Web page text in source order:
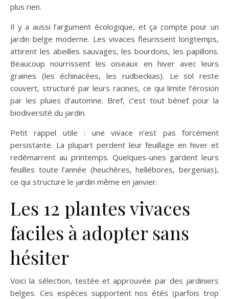
plus rien.
Il y a aussi l’argument écologique, et ça compte pour un
jardin belge moderne. Les vivaces fleurissent longtemps,
attirent les abeilles sauvages, les bourdons, les papillons.
Beaucoup nourrissent les oiseaux en hiver avec leurs
graines (les échinacées, les rudbeckias). Le sol reste
couvert, structuré par leurs racines, ce qui limite l’érosion
par les pluies d’automne. Bref, c’est tout bénef pour la
biodiversité du jardin.
Petit rappel utile : une vivace n’est pas forcément
persistante. La plupart perdent leur feuillage en hiver et
redémarrent au printemps. Quelques-unes gardent leurs
feuilles toute l’année (heuchères, hellébores, bergenias),
ce qui structure le jardin même en janvier.
Les 12 plantes vivaces
faciles à adopter sans
hésiter
Voici la sélection, testée et approuvée par des jardiniers
belges. Ces espèces supportent nos étés (parfois trop